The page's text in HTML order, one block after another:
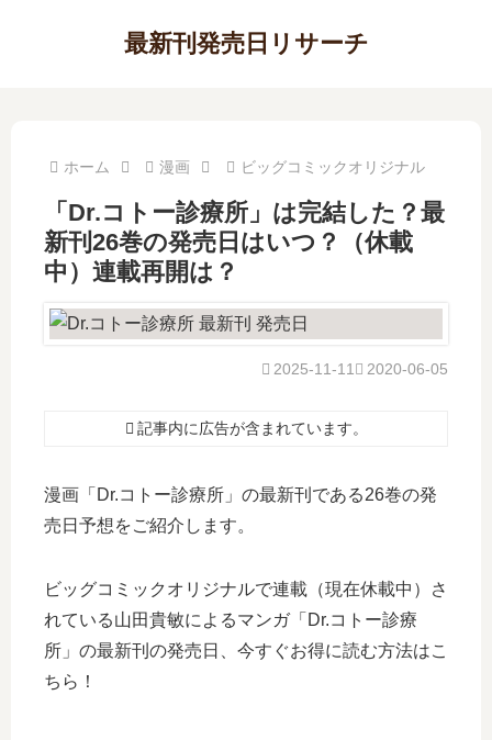
最新刊発売日リサーチ
ホーム 漫画 ビッグコミックオリジナル
「Dr.コトー診療所」は完結した？最
新刊26巻の発売日はいつ？（休載
中）連載再開は？
2020-06-05
2025-11-11
記事内に広告が含まれています。
漫画「Dr.コトー診療所」の最新刊である26巻の発
売日予想をご紹介します。
ビッグコミックオリジナルで連載（現在休載中）さ
れている山田貴敏によるマンガ「Dr.コトー診療
所」の最新刊の発売日、今すぐお得に読む方法はこ
ちら！